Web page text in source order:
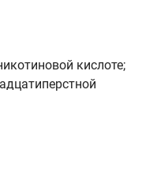
кислоте;